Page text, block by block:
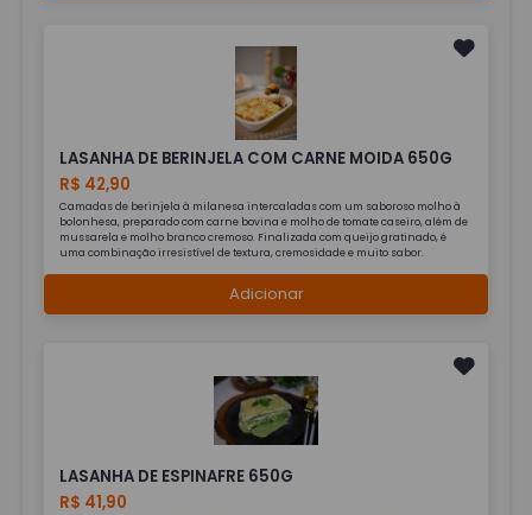
LASANHA DE BERINJELA COM CARNE MOIDA 650G
R$ 42,90
Camadas de berinjela à milanesa intercaladas com um saboroso molho à
bolonhesa, preparado com carne bovina e molho de tomate caseiro, além de
mussarela e molho branco cremoso. Finalizada com queijo gratinado, é
uma combinação irresistível de textura, cremosidade e muito sabor.
Adicionar
LASANHA DE ESPINAFRE 650G
R$ 41,90